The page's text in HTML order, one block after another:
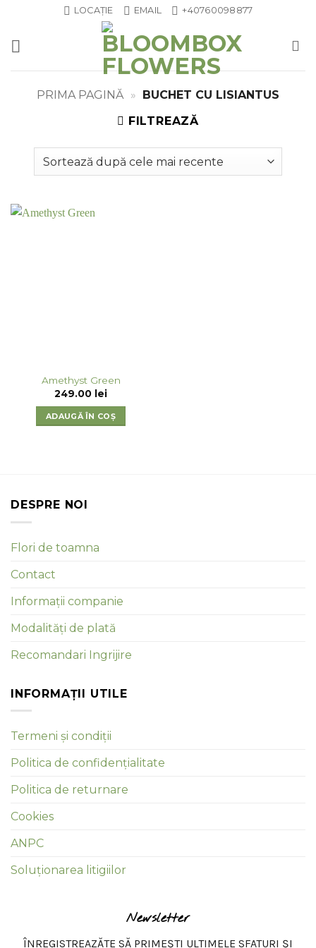
content
LOCAȚIE EMAIL +40760098877
PRIMA PAGINĂ » BUCHET CU LISIANTUS
FILTREAZĂ
Amethyst Green
249.00
lei
ADAUGĂ ÎN COȘ
DESPRE NOI
Flori de toamna
Contact
Informații companie
Modalități de plată
Recomandari Ingrijire
INFORMAȚII UTILE
Termeni și condiții
Politica de confidențialitate
Politica de returnare
Cookies
ANPC
Soluționarea litigiilor
Newsletter
ÎNREGISTREAZĂTE SĂ PRIMEȘTI ULTIMELE SFATURI ȘI